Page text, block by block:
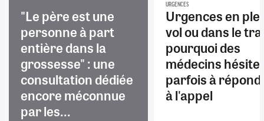
"Le père est une
personne à part
entière dans la
grossesse" : une
consultation dédiée
encore méconnue
par les...
URGENCES
Urgences en
vol ou dans le
pourquoi des
médecins
parfois à
à l'appel